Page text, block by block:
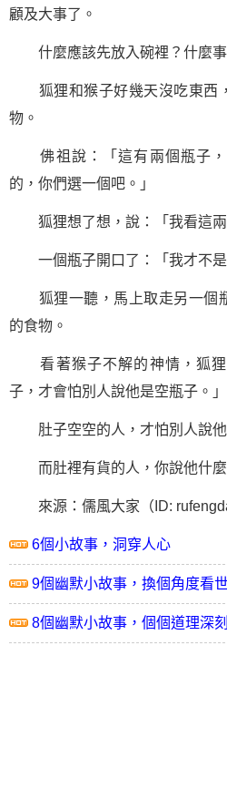
顧及大事了。
什麼應該先放入碗裡？什麼事
狐狸和猴子好幾天沒吃東西
物。
佛祖說：「這有兩個瓶子，
的，你們選一個吧。」
狐狸想了想，說：「我看這兩
一個瓶子開口了：「我才不是
狐狸一聽，馬上取走另一個
的食物。
看著猴子不解的神情，狐狸
子，才會怕別人說他是空瓶子。」
肚子空空的人，才怕別人說他
而肚裡有貨的人，你說他什麼
來源：儒風大家（ID:
6個小故事，洞穿人心
9個幽默小故事，換個角度看
8個幽默小故事，個個道理深刻